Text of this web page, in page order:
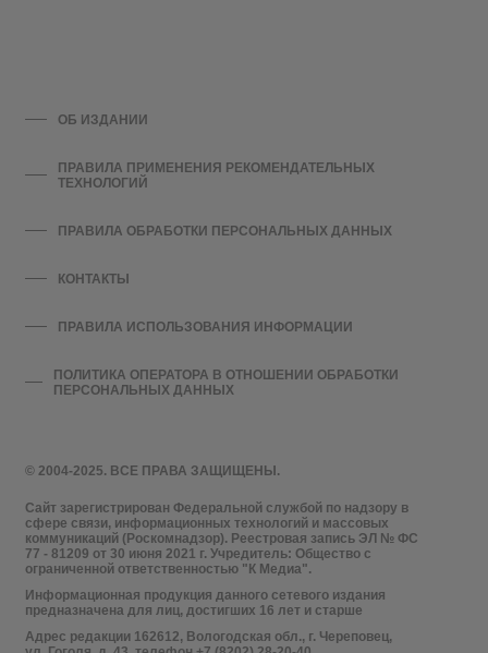
© 2004-2025. ВСЕ ПРАВА ЗАЩИЩЕНЫ.
Сайт зарегистрирован Федеральной службой по надзору в
сфере связи, информационных технологий и массовых
коммуникаций (Роскомнадзор). Реестровая запись ЭЛ № ФС
77 - 81209 от 30 июня 2021 г. Учредитель: Общество с
ограниченной ответственностью "К Медиа".
Информационная продукция данного сетевого издания
предназначена для лиц, достигших 16 лет и старше
Адрес редакции 162612, Вологодская обл., г. Череповец,
ОБ ИЗДАНИИ
ПРАВИЛА ПРИМЕНЕНИЯ РЕКОМЕНДАТЕЛЬНЫХ
ТЕХНОЛОГИЙ
ПРАВИЛА ОБРАБОТКИ ПЕРСОНАЛЬНЫХ ДАННЫХ
КОНТАКТЫ
ПРАВИЛА ИСПОЛЬЗОВАНИЯ ИНФОРМАЦИИ
ПОЛИТИКА ОПЕРАТОРА В ОТНОШЕНИИ ОБРАБОТКИ
ПЕРСОНАЛЬНЫХ ДАННЫХ